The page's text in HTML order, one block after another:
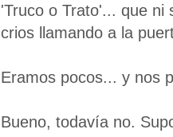
'Truco o Trato'... que ni
crios llamando a la
Eramos pocos... y nos
Bueno, todavía no.